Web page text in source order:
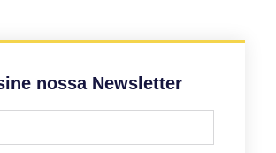
nossa Newsletter